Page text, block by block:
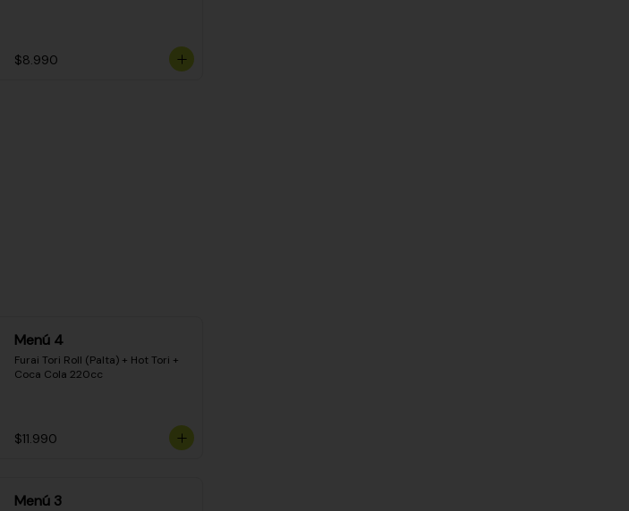
$8.990
Menú 4
Furai Tori Roll (Palta) + Hot Tori +
Coca Cola 220cc
$11.990
Menú 3